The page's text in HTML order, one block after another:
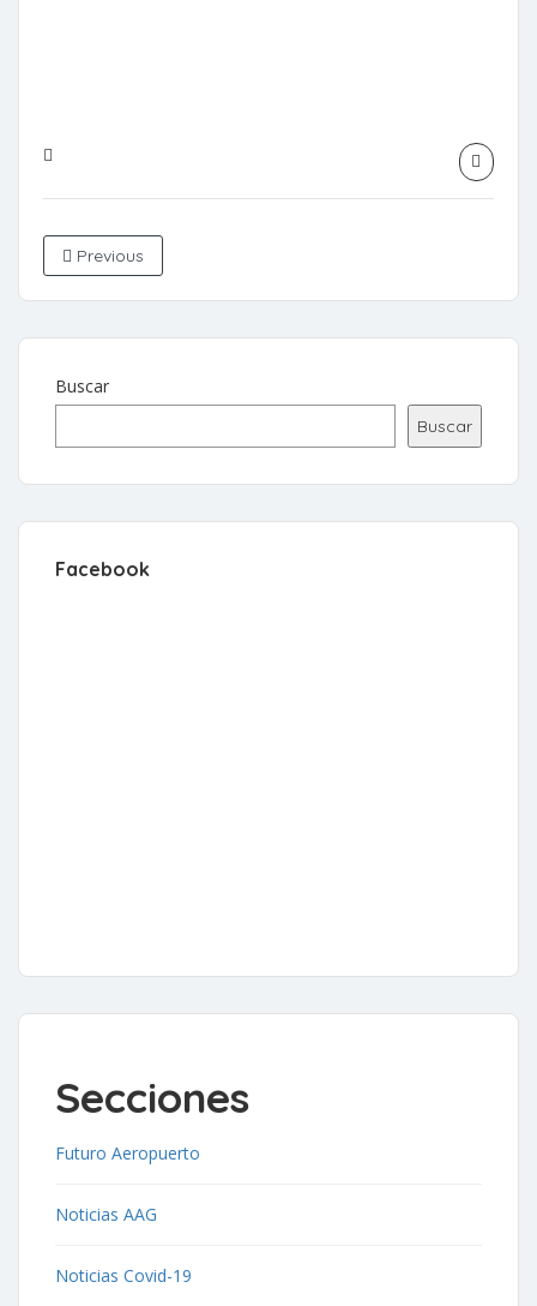
Previous
Buscar
Buscar
Facebook
Secciones
Futuro Aeropuerto
Noticias AAG
Noticias Covid-19